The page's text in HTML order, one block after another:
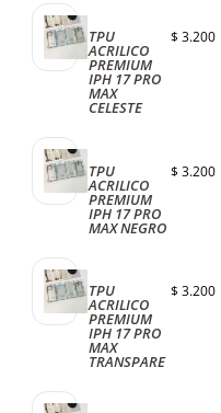
TPU
ACRILICO
PREMIUM
IPH 17 PRO
MAX
CELESTE
$ 3.200
TPU
ACRILICO
PREMIUM
IPH 17 PRO
MAX NEGRO
$ 3.200
TPU
ACRILICO
PREMIUM
IPH 17 PRO
MAX
TRANSPARE
$ 3.200